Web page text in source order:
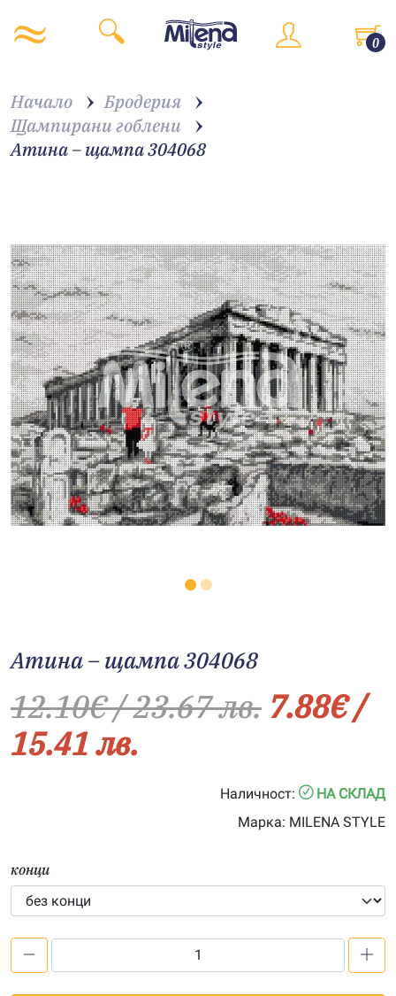
0
Начало
Бродерия
Щампирани гоблени
Атина – щампа 304068
Атина – щампа 304068
12.10€/ 23.67 лв. 7.88€/
15.41 лв.
Наличност:
НА СКЛАД
Марка: MILENA STYLE
конци